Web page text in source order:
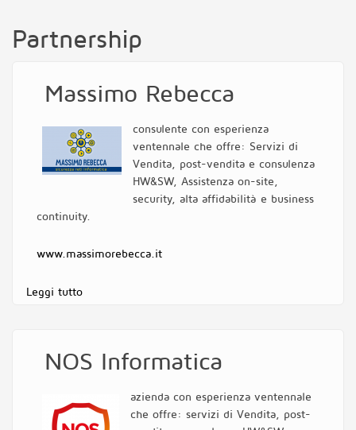
Partnership
Massimo Rebecca
consulente con esperienza
ventennale che offre: Servizi di
Vendita, post-vendita e consulenza
HW&SW, Assistenza on-site,
security, alta affidabilità e business
continuity.
www.massimorebecca.it
Leggi tutto
NOS Informatica
azienda con esperienza ventennale
che offre: servizi di Vendita, post-